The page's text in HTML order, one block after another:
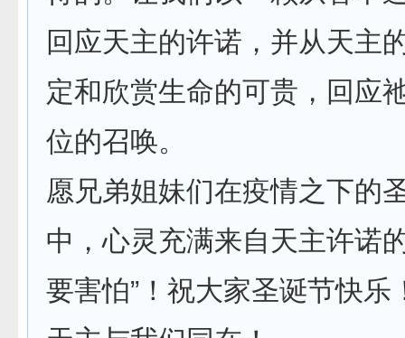
回应天主的许诺，并从天主
定和欣赏生命的可贵，回应
位的召唤。
愿兄弟姐妹们在疫情之下的
中，心灵充满来自天主许诺
要害怕”！祝大家圣诞节快乐